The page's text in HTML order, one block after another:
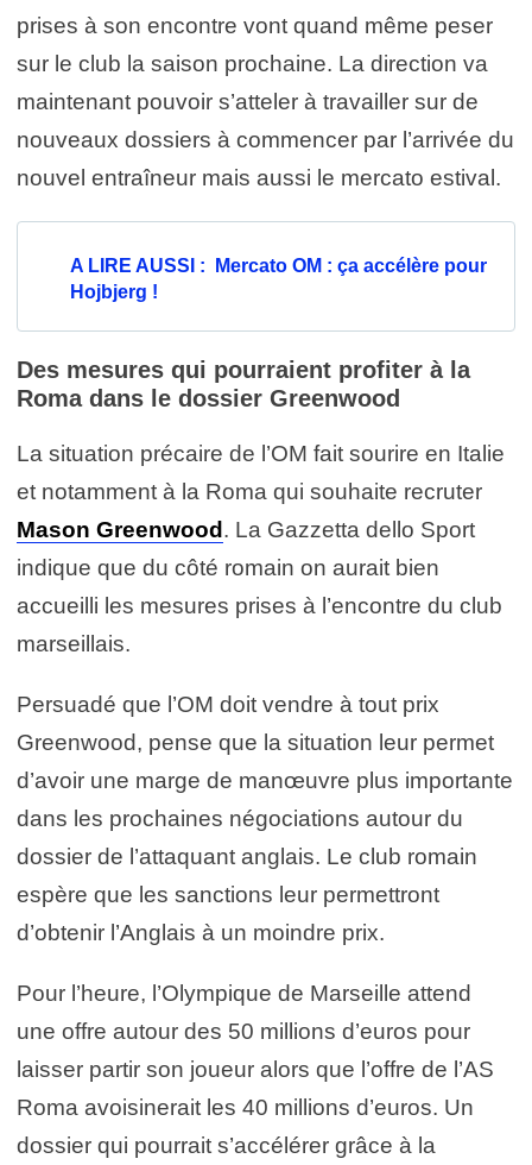
prises à son encontre vont quand même peser
sur le club la saison prochaine. La direction va
maintenant pouvoir s’atteler à travailler sur de
nouveaux dossiers à commencer par l’arrivée du
nouvel entraîneur mais aussi le mercato estival.
A LIRE AUSSI : Mercato OM : ça accélère pour
Hojbjerg !
Des mesures qui pourraient profiter à la
Roma dans le dossier Greenwood
La situation précaire de l’OM fait sourire en Italie
et notamment à la Roma qui souhaite recruter
Mason Greenwood . La Gazzetta dello Sport
indique que du côté romain on aurait bien
accueilli les mesures prises à l’encontre du club
marseillais.
Persuadé que l’OM doit vendre à tout prix
Greenwood, pense que la situation leur permet
d’avoir une marge de manœuvre plus importante
dans les prochaines négociations autour du
dossier de l’attaquant anglais. Le club romain
espère que les sanctions leur permettront
d’obtenir l’Anglais à un moindre prix.
Pour l’heure, l’Olympique de Marseille attend
une offre autour des 50 millions d’euros pour
laisser partir son joueur alors que l’offre de l’AS
Roma avoisinerait les 40 millions d’euros. Un
dossier qui pourrait s’accélérer grâce à la